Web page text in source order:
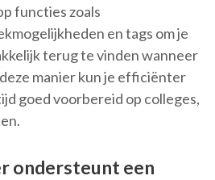
functies zoals
en tags om je
terug te vinden wanneer
manier kun je efficiënter
goed voorbereid op colleges,
ondersteunt een